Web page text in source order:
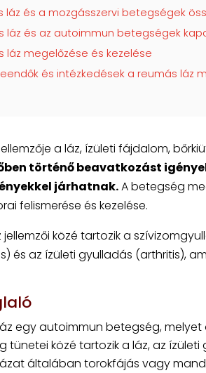
láz és a mozgásszervi betegségek
láz és az autoimmun betegségek
láz megelőzése és kezelése
és intézkedések a reumás láz
a láz, ízületi fájdalom,
történő beavatkozást
járhatnak.A betegség
felismerése és kezelése.
jellemzői közé tartozik a
és az ízületi gyulladás (arthritis),
egy autoimmun betegség,
tünetei közé tartozik a láz, az ízületi
általában torokfájás vagy